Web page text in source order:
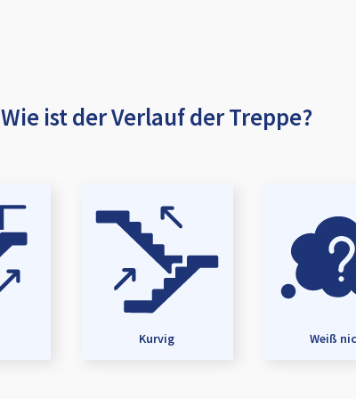
Wie ist der Verlauf der Treppe?
Kurvig Weiß